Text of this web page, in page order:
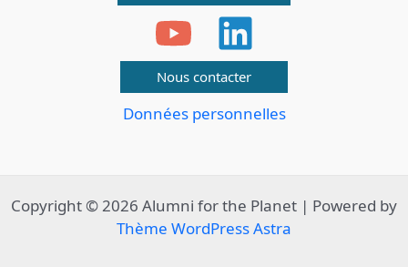
Nous contacter
Données personnelles
Copyright © 2026 Alumni for the Planet | Powered by
Thème WordPress Astra